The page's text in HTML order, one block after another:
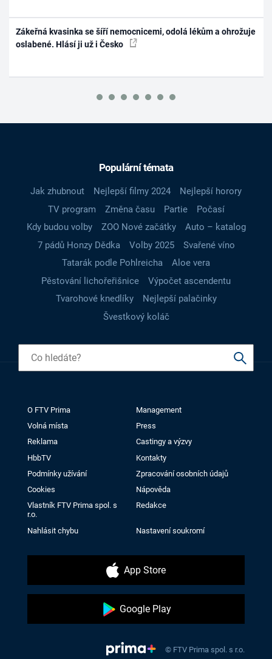
Zákeřná kvasinka se šíří nemocnicemi, odolá lékům a ohrožuje
oslabené. Hlásí ji už i Česko
Populární témata
Jak zhubnout Nejlepší filmy 2024
Nejlepší horory
TV program
Změna času Partie
Počasí
Kdy budou volby
ZOO Nové začátky
Auto – katalog
7 pádů Honzy Dědka
Volby 2025
Svařené víno
Tatarák podle Pohlreicha
Aloe vera
Pěstování lichořeřišnice
Výpočet ascendentu
Tvarohové knedlíky
Nejlepší palačinky
Švestkový koláč
O FTV Prima
Management
Volná místa
Press
Reklama
Castingy a výzvy
HbbTV
Kontakty
Podmínky užívání
Zpracování osobních údajů
Cookies
Nápověda
Vlastník FTV Prima spol. s
r.o.
Redakce
Nahlásit chybu Nastavení soukromí
App Store
Google Play
© FTV Prima spol. s r.o.